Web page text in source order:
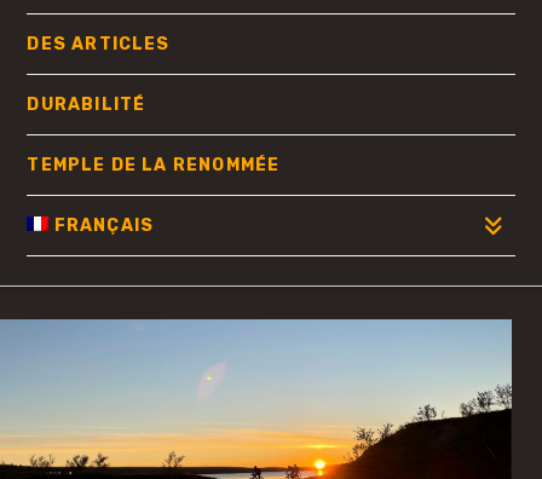
DES ARTICLES
DURABILITÉ
TEMPLE DE LA RENOMMÉE
FRANÇAIS